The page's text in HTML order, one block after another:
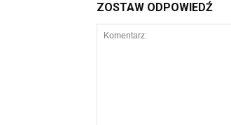
ZOSTAW ODPOWIEDŹ